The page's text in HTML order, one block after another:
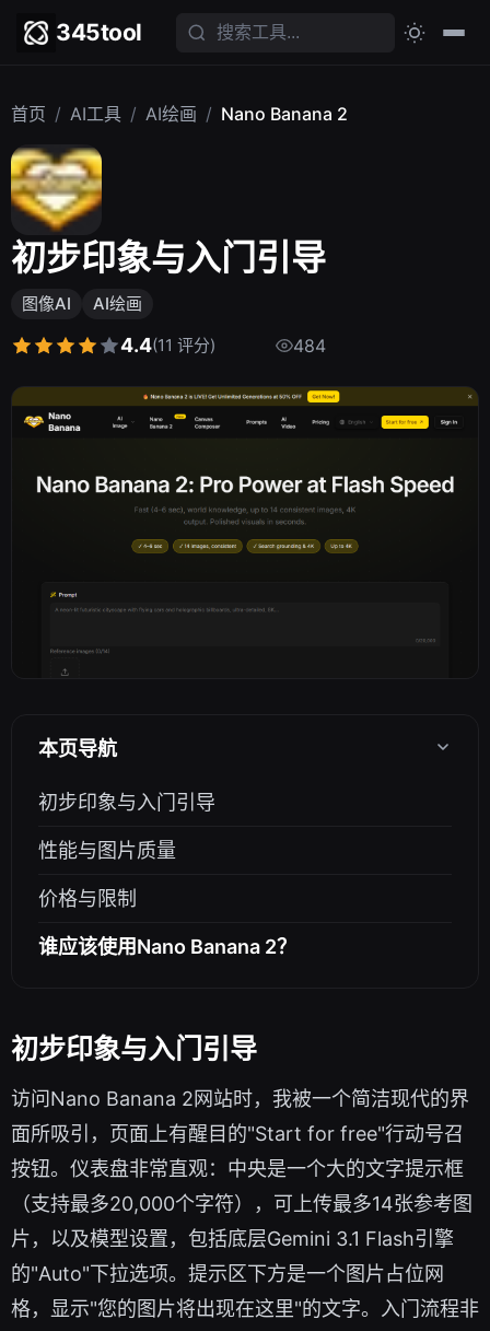
345tool
首页 / AI工具 / AI绘画 / Nano Banana 2
初步印象与入门引导
图像AI AI绘画
4.4(11 评分) 484
本页导航
初步印象与入门引导
性能与图片质量
价格与限制
谁应该使用Nano Banana 2？
初步印象与入门引导
访问Nano Banana 2网站时，我被一个简洁现代的界
面所吸引，页面上有醒目的"Start for free"行动号召
按钮。仪表盘非常直观：中央是一个大的文字提示框
（支持最多20,000个字符），可上传最多14张参考图
片，以及模型设置，包括底层Gemini 3.1 Flash引擎
的"Auto"下拉选项。提示区下方是一个图片占位网
格，显示"您的图片将出现在这里"的文字。入门流程非